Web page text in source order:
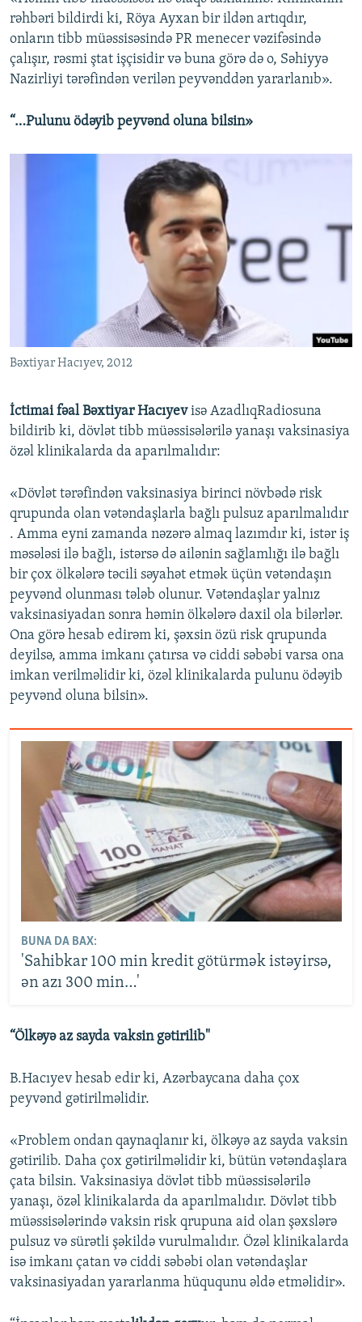
rəhbəri bildirdi ki, Röya Ayxan bir ildən artıqdır,
onların tibb müəssisəsində PR menecer vəzifəsində
çalışır, rəsmi ştat işçisidir və buna görə də o, Səhiyyə
Nazirliyi tərəfindən verilən peyvənddən yararlanıb».
“…Pulunu ödəyib peyvənd oluna bilsin»
Bəxtiyar Hacıyev, 2012
İctimai fəal Bəxtiyar Hacıyevisə AzadlıqRadiosuna
bildirib ki, dövlət tibb müəssisələrilə yanaşı vaksinasiya
özəl klinikalarda da aparılmalıdır:
«Dövlət tərəfindən vaksinasiya birinci növbədə risk
qrupunda olan vətəndaşlarla bağlı pulsuz aparılmalıdır
. Amma eyni zamanda nəzərə almaq lazımdır ki, istər iş
məsələsi ilə bağlı, istərsə də ailənin sağlamlığı ilə bağlı
bir çox ölkələrə təcili səyahət etmək üçün vətəndaşın
peyvənd olunması tələb olunur. Vətəndaşlar yalnız
vaksinasiyadan sonra həmin ölkələrə daxil ola bilərlər.
Ona görə hesab edirəm ki, şəxsin özü risk qrupunda
deyilsə, amma imkanı çatırsa və ciddi səbəbi varsa ona
imkan verilməlidir ki, özəl klinikalarda pulunu ödəyib
peyvənd oluna bilsin».
BUNA DA BAX:
'Sahibkar 100 min kredit götürmək istəyirsə,
ən azı 300 min…'
“Ölkəyə az sayda vaksin gətirilib"
B.Hacıyev hesab edir ki, Azərbaycana daha çox
peyvənd gətirilməlidir.
«Problem ondan qaynaqlanır ki, ölkəyə az sayda vaksin
gətirilib. Daha çox gətirilməlidir ki, bütün vətəndaşlara
çata bilsin. Vaksinasiya dövlət tibb müəssisələrilə
yanaşı, özəl klinikalarda da aparılmalıdır. Dövlət tibb
müəssisələrində vaksin risk qrupuna aid olan şəxslərə
pulsuz və sürətli şəkildə vurulmalıdır. Özəl klinikalarda
isə imkanı çatan və ciddi səbəbi olan vətəndaşlar
vaksinasiyadan yararlanma hüququnu əldə etməlidir».